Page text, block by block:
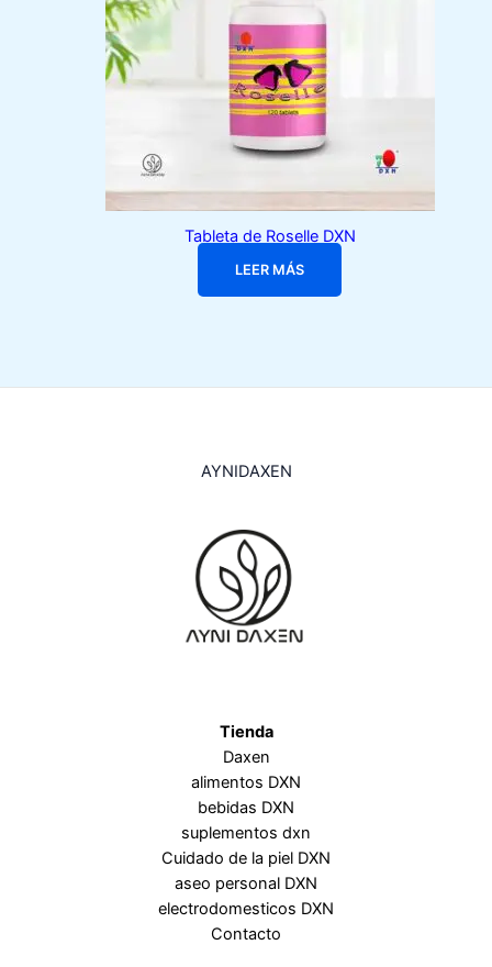
Tableta de Roselle DXN
LEER MÁS
AYNIDAXEN
Tienda
Daxen
alimentos DXN
bebidas DXN
suplementos dxn
Cuidado de la piel DXN
aseo personal DXN
electrodomesticos DXN
Contacto